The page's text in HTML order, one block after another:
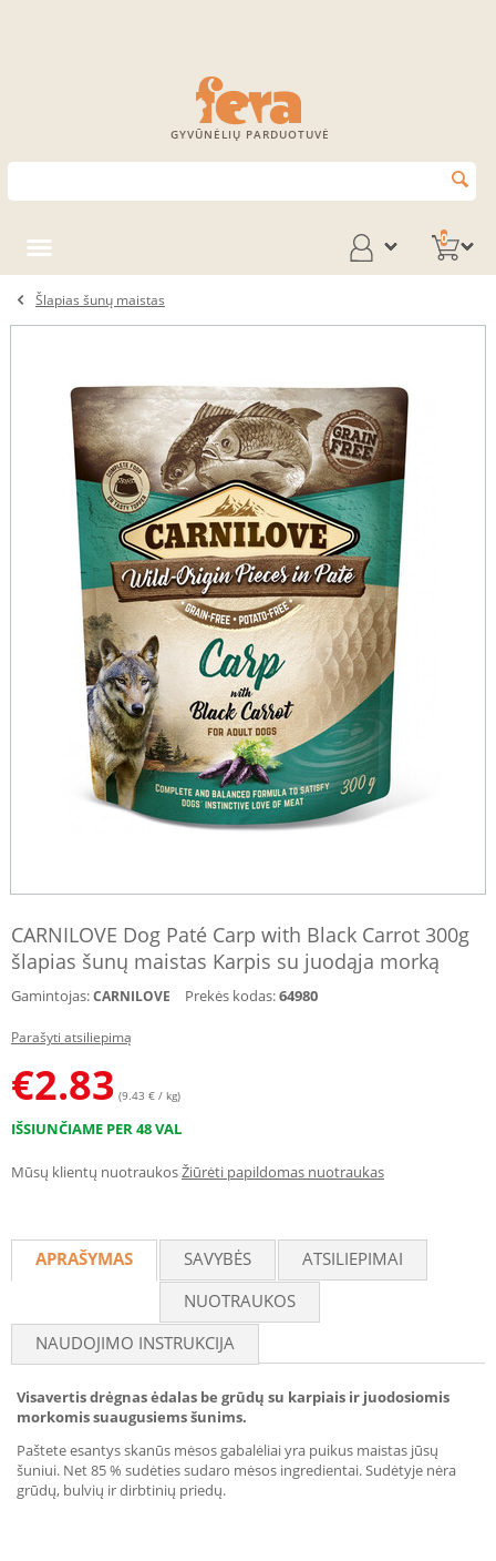
GYVŪNĖLIŲ PARDUOTUVĖ
0
Šlapias šunų maistas
CARNILOVE Dog Paté Carp with Black Carrot 300g
šlapias šunų maistas Karpis su juodąja morką
Gamintojas:CARNILOVE Prekės kodas:64980
Parašyti atsiliepimą
€2.83 (9.43 € / kg)
IŠSIUNČIAME PER 48 VAL
Mūsų klientų nuotraukosŽiūrėti papildomas nuotraukas
APRAŠYMAS SAVYBĖS
ATSILIEPIMAI
NUOTRAUKOS
NAUDOJIMO INSTRUKCIJA
Visavertis drėgnas ėdalas be grūdų su karpiais ir juodosiomis
morkomis suaugusiems šunims.
Paštete esantys skanūs mėsos gabalėliai yra puikus maistas jūsų
šuniui. Net 85 % sudėties sudaro mėsos ingredientai. Sudėtyje nėra
grūdų, bulvių ir dirbtinių priedų.